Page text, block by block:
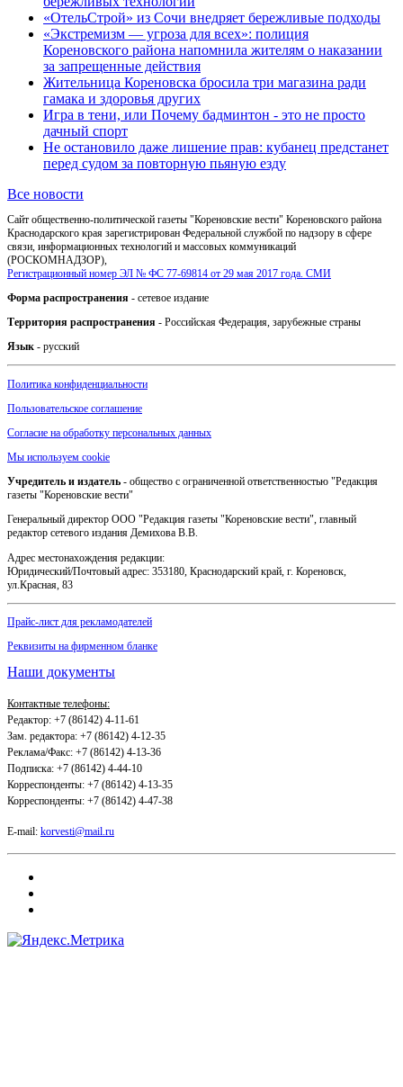
«ОтельСтрой» из Сочи внедряет бережливые подходы
«Экстремизм — угроза для всех»: полиция
Кореновского района напомнила жителям о наказании
за запрещенные действия
Жительница Кореновска бросила три магазина ради
гамака и здоровья других
Игра в тени, или Почему бадминтон - это не просто
дачный спорт
Не остановило даже лишение прав: кубанец предстанет
перед судом за повторную пьяную езду
Все новости
Сайт общественно-политической газеты "Кореновские вести" Кореновского района
Краснодарского края зарегистрирован Федеральной службой по надзору в сфере
связи, информационных технологий и массовых коммуникаций
(РОСКОМНАДЗОР),
Регистрационный номер ЭЛ № ФС 77-69814 от 29 мая 2017 года. СМИ
Форма распространения - сетевое издание
Территория распространения - Российская Федерация, зарубежные страны
Язык - русский
Политика конфиденциальности
Пользовательское соглашение
Согласие на обработку персональных данных
Мы используем cookie
Учредитель и издатель - общество с ограниченной ответственностью "Редакция
газеты "Кореновские вести"
Генеральный директор ООО "Редакция газеты "Кореновские вести", главный
редактор сетевого издания Демихова В.В.
Адрес местонахождения редакции:
Юридический/Почтовый адрес: 353180, Краснодарский край, г. Кореновск,
ул.Красная, 83
Прайс-лист для рекламодателей
Реквизиты на фирменном бланке
Наши документы
Контактные телефоны:
Редактор: +7 (86142) 4-11-61
Зам. редактора: +7 (86142) 4-12-35
Реклама/Факс: +7 (86142) 4-13-36
Подписка: +7 (86142) 4-44-10
Корреспонденты: +7 (86142) 4-13-35
Корреспонденты: +7 (86142) 4-47-38
E-mail: korvesti@mail.ru